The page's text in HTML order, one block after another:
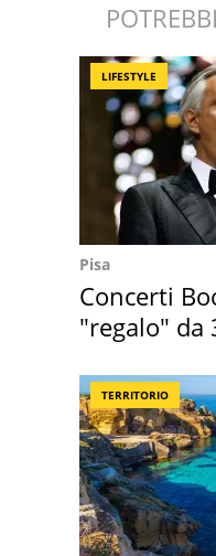
LIFESTYLE
Pisa
Concerti
"regalo" da
TERRITORIO